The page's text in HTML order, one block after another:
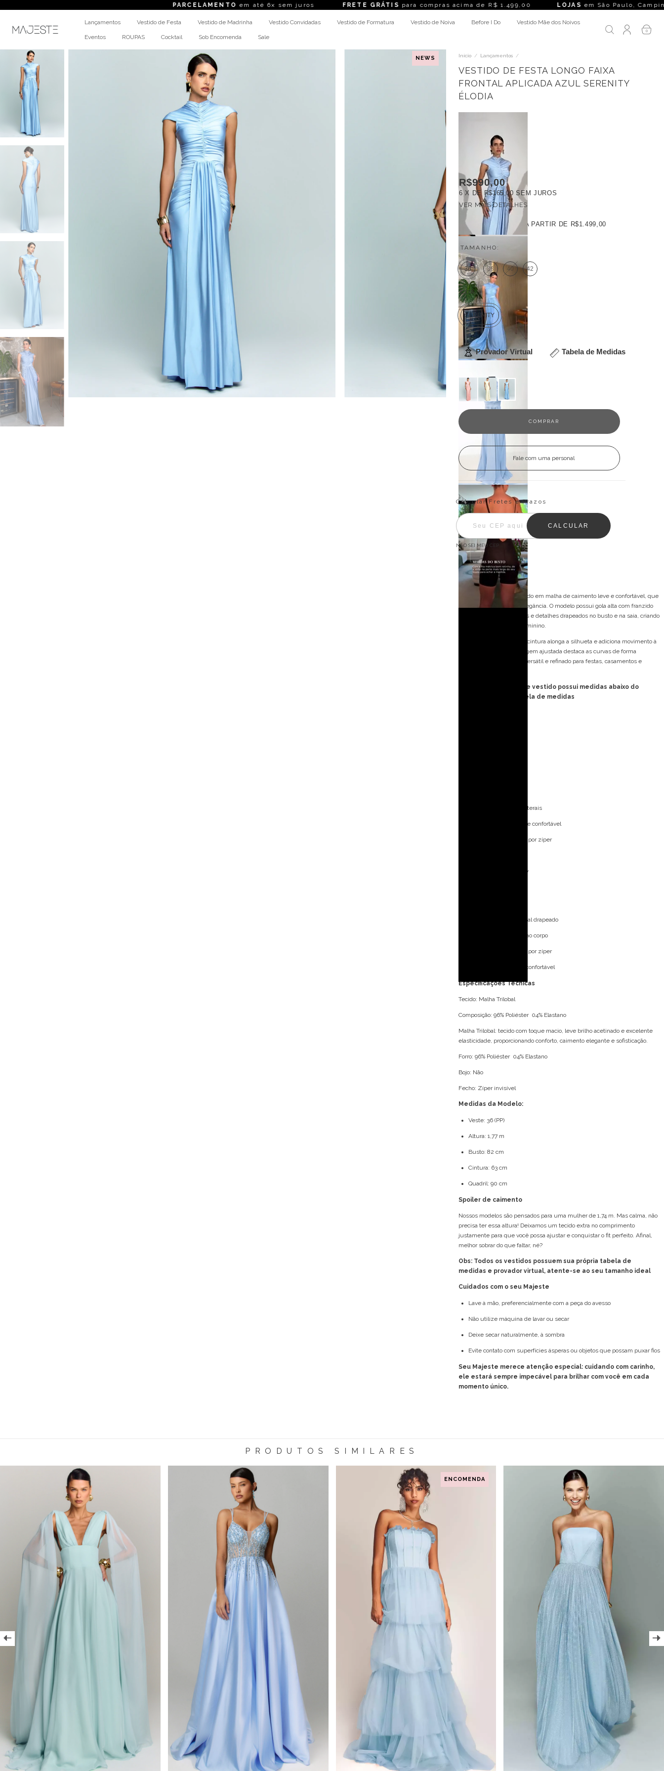
em até 6x sem jurosFRETE GRÁTIS para compras acima de R$ 1.499,00 LOJASem São Paulo, Campinas, Rio de
Lançamentos Vestido de Festa Vestido de Madrinha Vestido Convidadas Vestido de Formatura Vestido de Noiva Before I Do Vestido Mãe dos Noivos
Eventos ROUPAS Cocktail Sob Encomenda Sale
0
NEWS Início / Lançamentos /
VESTIDO DE FESTA LONGO FAIXA
FRONTAL APLICADA AZUL SERENITY
ÉLODIA
R$990,00
6 X DE R$165,00 SEM JUROS
VER MAIS DETALHES
FRETE GRÁTIS A PARTIR DE R$1.499,00
TAMANHO:
36 38 40 42
COR:
SERENITY
Provador Virtual Tabela de Medidas
Fale com uma personal
Entregas para o CEP:
Calcular Fretes e Prazos
CALCULAR
NÃO SEI MEU CEP
Descrição
Vestido longo confeccionado em malha de caimento leve e confortável, que
valoriza a silhueta com elegância. O modelo possui gola alta com franzido
central, mangas japonesas e detalhes drapeados no busto e na saia, criando
um visual sofisticado e feminino.
A faixa frontal aplicada na cintura alonga a silhueta e adiciona movimento à
peça, enquanto a modelagem ajustada destaca as curvas de forma
harmoniosa. Um vestido versátil e refinado para festas, casamentos e
FORMA PEQUENA: esse vestido possui medidas abaixo do
padrão, consulte tabela de medidas
Saia com drapeados laterais
Modelagem elegante e confortável
Fechamento posterior por zíper
Decote profundo em V
Saia com detalhe frontal drapeado
Modelagem ajustada ao corpo
Fechamento posterior por zíper
Caimento elegante e confortável
Especificações Técnicas
Tecido: Malha Trilobal
Composição: 96% Poliéster 04% Elastano
Malha Trilobal: tecido com toque macio, leve brilho acetinado e excelente
elasticidade, proporcionando conforto, caimento elegante e sofisticação.
Forro: 96% Poliéster 04% Elastano
Bojo: Não
Fecho: Zíper invisível
Medidas da Modelo:
Veste: 36 (PP)
Altura: 1,77 m
Busto: 82 cm
Cintura: 63 cm
Quadril: 90 cm
Spoiler de caimento
Nossos modelos são pensados para uma mulher de 1,74 m. Mas calma, não
precisa ter essa altura! Deixamos um tecido extra no comprimento
justamente para que você possa ajustar e conquistar o fit perfeito. Afinal,
melhor sobrar do que faltar, né?
Obs: Todos os vestidos possuem sua própria tabela de
medidas e provador virtual, atente-se ao seu tamanho ideal
Cuidados com o seu Majeste
Lave à mão, preferencialmente com a peça do avesso
Não utilize máquina de lavar ou secar
Deixe secar naturalmente, à sombra
Evite contato com superfícies ásperas ou objetos que possam puxar fios
Seu Majeste merece atenção especial: cuidando com carinho,
ele estará sempre impecável para brilhar com você em cada
momento único.
PRODUTOS SIMILARES
ENCOMENDA